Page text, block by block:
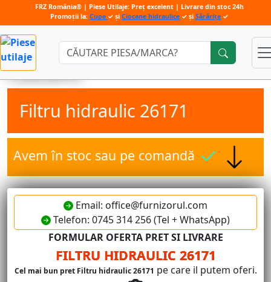
Căutare:
Filtru hidraulic 26171
Avem în stoc sau pe comandă
Email: office@furnizorul.com
Telefon: 0745 314 256 (Tel + WhatsApp)
FORMULAR OFERTA PRET SI LIVRARE
FILTRU HIDRAULIC 26171
Cel mai bun pret Filtru hidraulic 26171 pe care il putem oferi.
FRZ România® | Piese Utilaje: Preț excelent | Livrare din stoc 24h
Promoții la: Cupe ✓ și Ciocane hidraulice ✓ și Sărărițe ✓